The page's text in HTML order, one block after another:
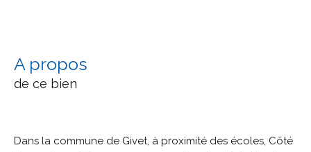
a propos
de ce bien
Dans la commune de Givet, à proximité des écoles, Côté